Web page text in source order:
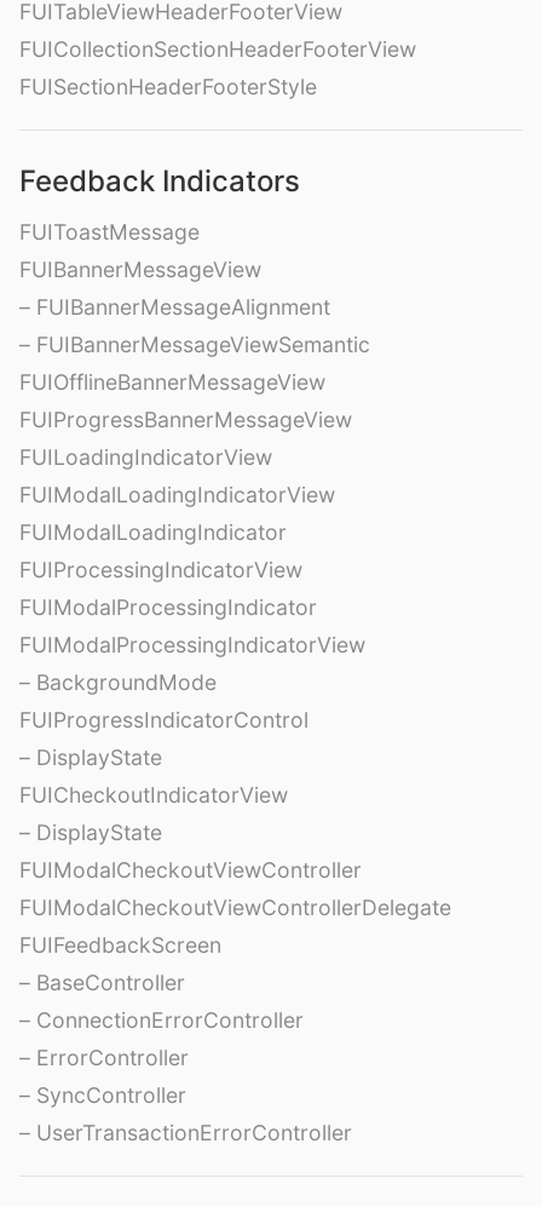
FUITableViewHeaderFooterView
FUICollectionSectionHeaderFooterView
FUISectionHeaderFooterStyle
Feedback Indicators
FUIToastMessage
FUIBannerMessageView
– FUIBannerMessageAlignment
– FUIBannerMessageViewSemantic
FUIOfflineBannerMessageView
FUIProgressBannerMessageView
FUILoadingIndicatorView
FUIModalLoadingIndicatorView
FUIModalLoadingIndicator
FUIProcessingIndicatorView
FUIModalProcessingIndicator
FUIModalProcessingIndicatorView
– BackgroundMode
FUIProgressIndicatorControl
– DisplayState
FUICheckoutIndicatorView
– DisplayState
FUIModalCheckoutViewController
FUIModalCheckoutViewControllerDelegate
FUIFeedbackScreen
– BaseController
– ConnectionErrorController
– ErrorController
– SyncController
– UserTransactionErrorController